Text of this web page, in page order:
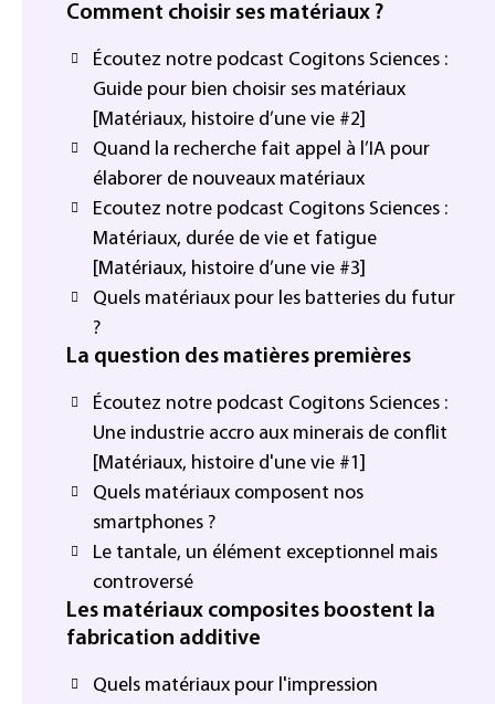
Comment choisir ses matériaux ?
Écoutez notre podcast Cogitons Sciences :
Guide pour bien choisir ses matériaux
[Matériaux, histoire d’une vie #2]
Quand la recherche fait appel à l’IA pour
élaborer de nouveaux matériaux
Ecoutez notre podcast Cogitons Sciences :
Matériaux, durée de vie et fatigue
[Matériaux, histoire d’une vie #3]
Quels matériaux pour les batteries du futur
?
La question des matières premières
Écoutez notre podcast Cogitons Sciences :
Une industrie accro aux minerais de conflit
[Matériaux, histoire d'une vie #1]
Quels matériaux composent nos
smartphones ?
Le tantale, un élément exceptionnel mais
controversé
Les matériaux composites boostent la
fabrication additive
Quels matériaux pour l'impression